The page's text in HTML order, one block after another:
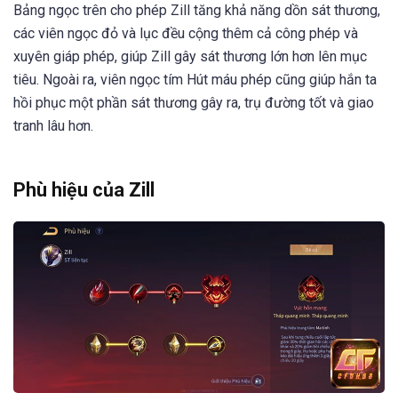
Bảng ngọc trên cho phép Zill tăng khả năng dồn sát thương,
các viên ngọc đỏ và lục đều cộng thêm cả công phép và
xuyên giáp phép, giúp Zill gây sát thương lớn hơn lên mục
tiêu. Ngoài ra, viên ngọc tím Hút máu phép cũng giúp hắn ta
hồi phục một phần sát thương gây ra, trụ đường tốt và giao
tranh lâu hơn.
Phù hiệu của Zill